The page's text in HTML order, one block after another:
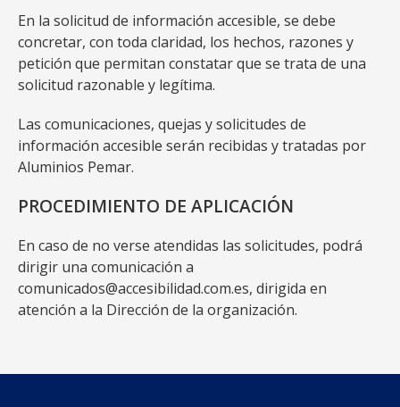
En la solicitud de información accesible, se debe
concretar, con toda claridad, los hechos, razones y
petición que permitan constatar que se trata de una
solicitud razonable y legítima.
Las comunicaciones, quejas y solicitudes de
información accesible serán recibidas y tratadas por
Aluminios Pemar.
PROCEDIMIENTO DE APLICACIÓN
En caso de no verse atendidas las solicitudes, podrá
dirigir una comunicación a
comunicados@accesibilidad.com.es, dirigida en
atención a la Dirección de la organización.